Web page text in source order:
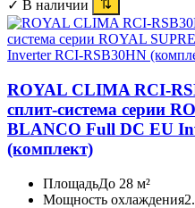
✓ В наличии
ROYAL CLIMA RCI-
сплит-система серии
BLANCO Full DC EU
(комплект)
ПлощадьДо 28 м²
Мощность охлаждения